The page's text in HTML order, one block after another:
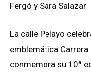
Fergó y Sara Salazar
La calle Pelayo
emblemática Carrera
conmemora su 10ª